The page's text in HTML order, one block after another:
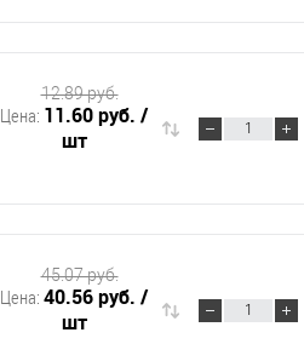
Цена: 11.60 руб. /
шт
12.89 руб.
Цена: 40.56 руб. /
шт
45.07 руб.